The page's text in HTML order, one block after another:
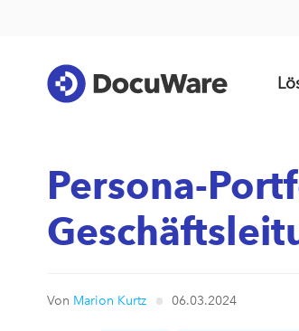
Persona-
Von Marion Kurtz 06.03.2024